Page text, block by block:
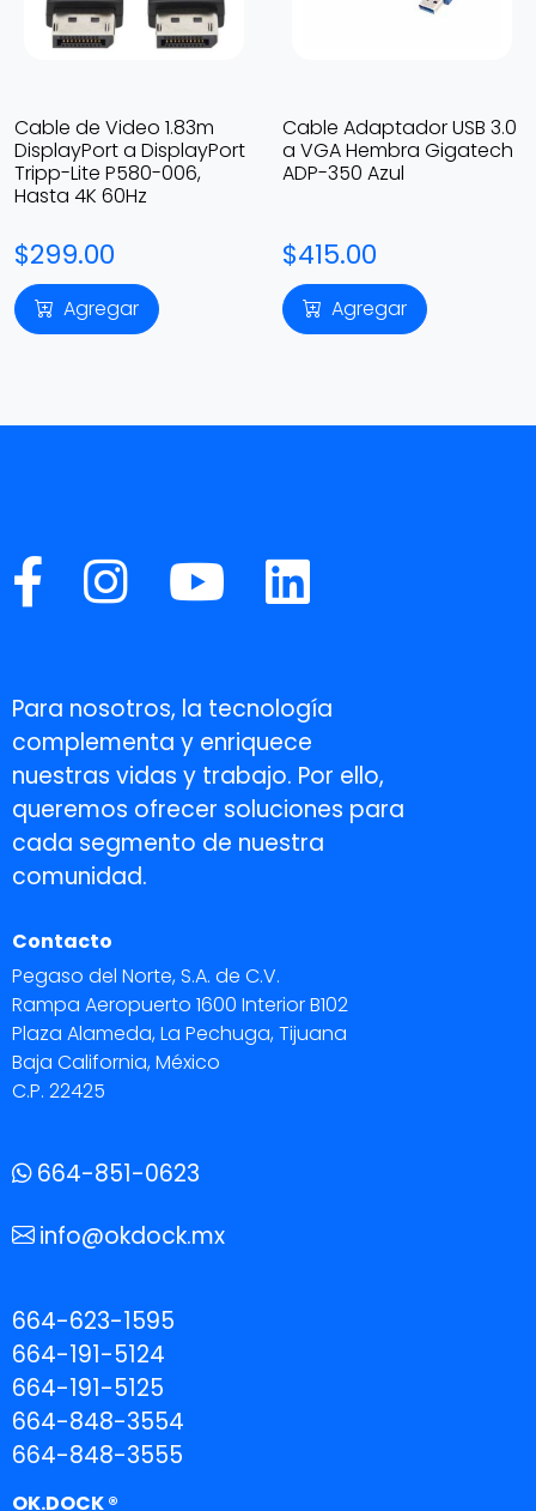
Cable de Video 1.83m
DisplayPort a DisplayPort
Tripp-Lite P580-006,
Hasta 4K 60Hz
$299.00
Agregar
Cable Adaptador USB 3.0
a VGA Hembra Gigatech
ADP-350 Azul
$415.00
Agregar
Para nosotros, la tecnología
complementa y enriquece
nuestras vidas y trabajo. Por ello,
queremos ofrecer soluciones para
cada segmento de nuestra
comunidad.
Contacto
Pegaso del Norte, S.A. de C.V.
Rampa Aeropuerto 1600 Interior B102
Plaza Alameda, La Pechuga, Tijuana
Baja California, México
C.P. 22425
664-851-0623
info@okdock.mx
664-623-1595
664-191-5124
664-191-5125
664-848-3554
664-848-3555
OK.DOCK ®